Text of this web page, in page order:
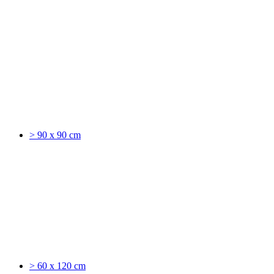
> 90 x 90 cm
> 60 x 120 cm